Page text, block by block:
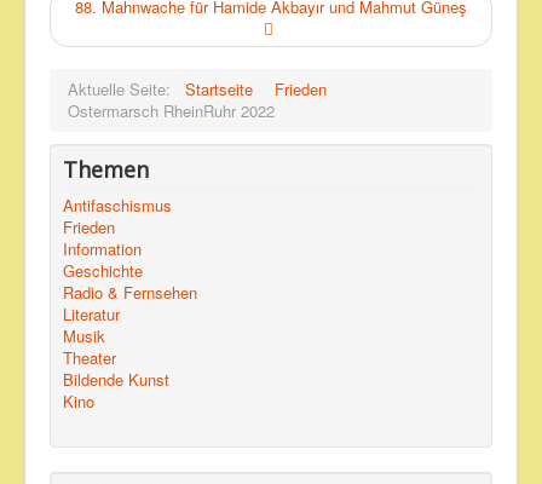
88. Mahnwache für Hamide Akbayır und Mahmut Güneş
Aktuelle Seite: Startseite
Frieden
Ostermarsch RheinRuhr 2022
Themen
Antifaschismus
Frieden
Information
Geschichte
Radio & Fernsehen
Literatur
Musik
Theater
Bildende Kunst
Kino